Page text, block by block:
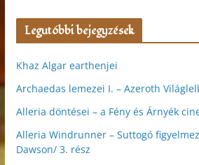
Legutóbbi bejegyzések
Khaz Algar earthenjei
Archaedas lemezei I. – Azeroth
Alleria döntései – a Fény és Árnyék
Alleria Windrunner – Suttogó
Dawson/ 3. rész